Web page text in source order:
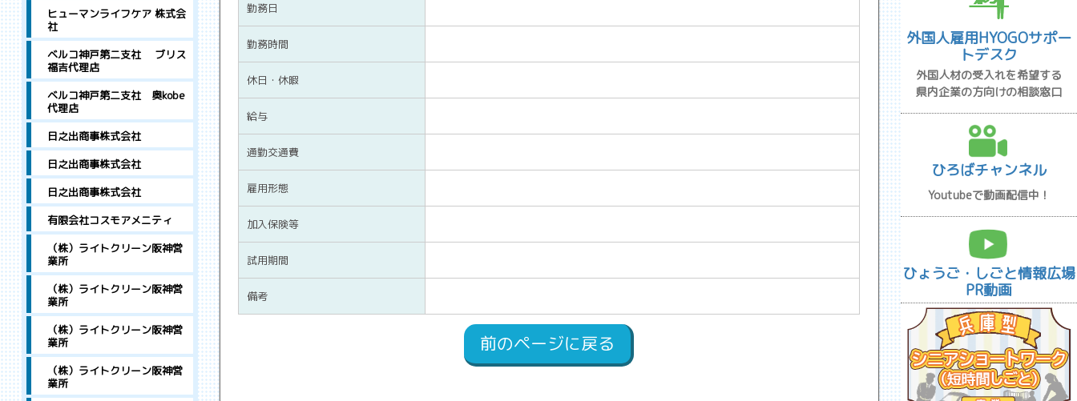
勤務日
勤務時間
休日・休暇
給与
通勤交通費
雇用形態
加入保険等
試用期間
備考
前のページに戻る
ヒューマンライフケア 株式会
社
ベルコ神戸第二支社 ブリス
福吉代理店
ベルコ神戸第二支社 奥kobe
代理店
日之出商事株式会社
日之出商事株式会社
日之出商事株式会社
有限会社コスモアメニティ
（株）ライトクリーン阪神営
業所
（株）ライトクリーン阪神営
業所
（株）ライトクリーン阪神営
業所
（株）ライトクリーン阪神営
業所
外国人雇用HYOGOサポー
トデスク
外国人材の受入れを希望する
県内企業の方向けの相談窓口
ひろばチャンネル
Youtubeで動画配信中！
ひょうご・しごと情報広場
PR動画